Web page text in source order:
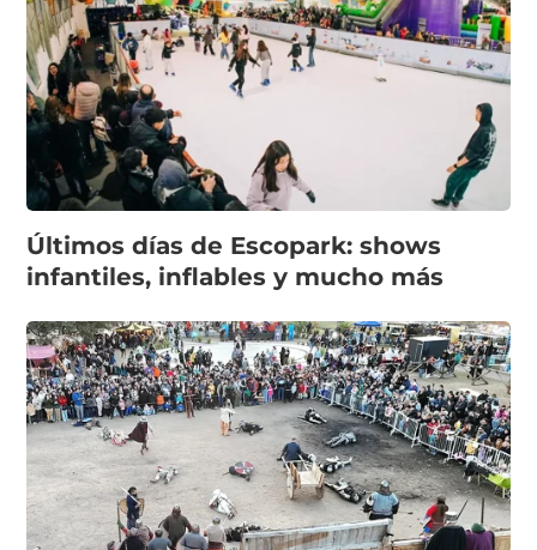
Últimos días de Escopark: shows
infantiles, inflables y mucho más